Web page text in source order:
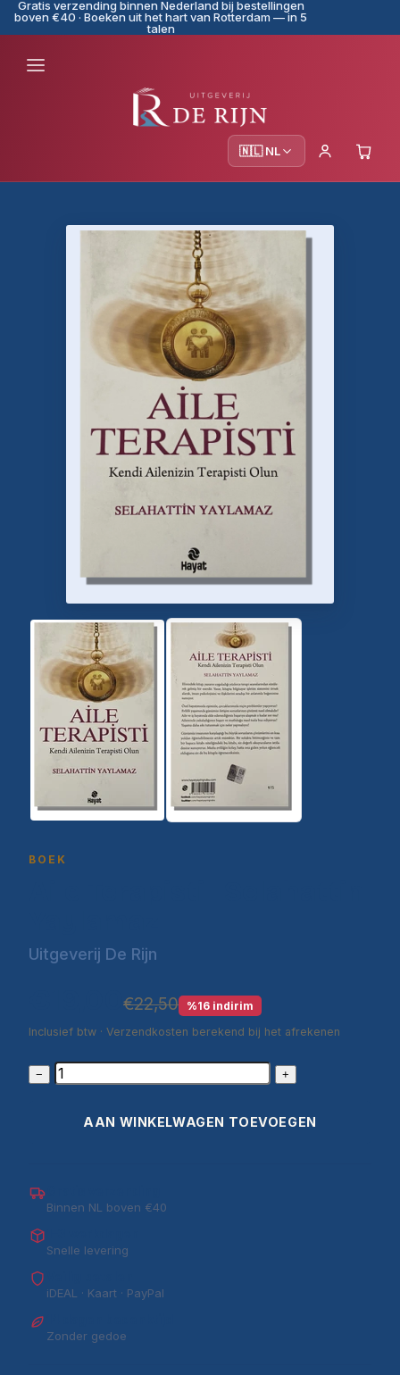
Gratis verzending binnen Nederland bij bestellingen
boven €40 · Boeken uit het hart van Rotterdam — in 5
talen
🇳🇱 NL
BOEK
Uitgeverij De Rijn
€22,50
%16 indirim
Inclusief btw · Verzendkosten berekend bij het afrekenen
− +
AAN WINKELWAGEN TOEVOEGEN
Binnen NL boven €40
Snelle levering
iDEAL · Kaart · PayPal
Zonder gedoe